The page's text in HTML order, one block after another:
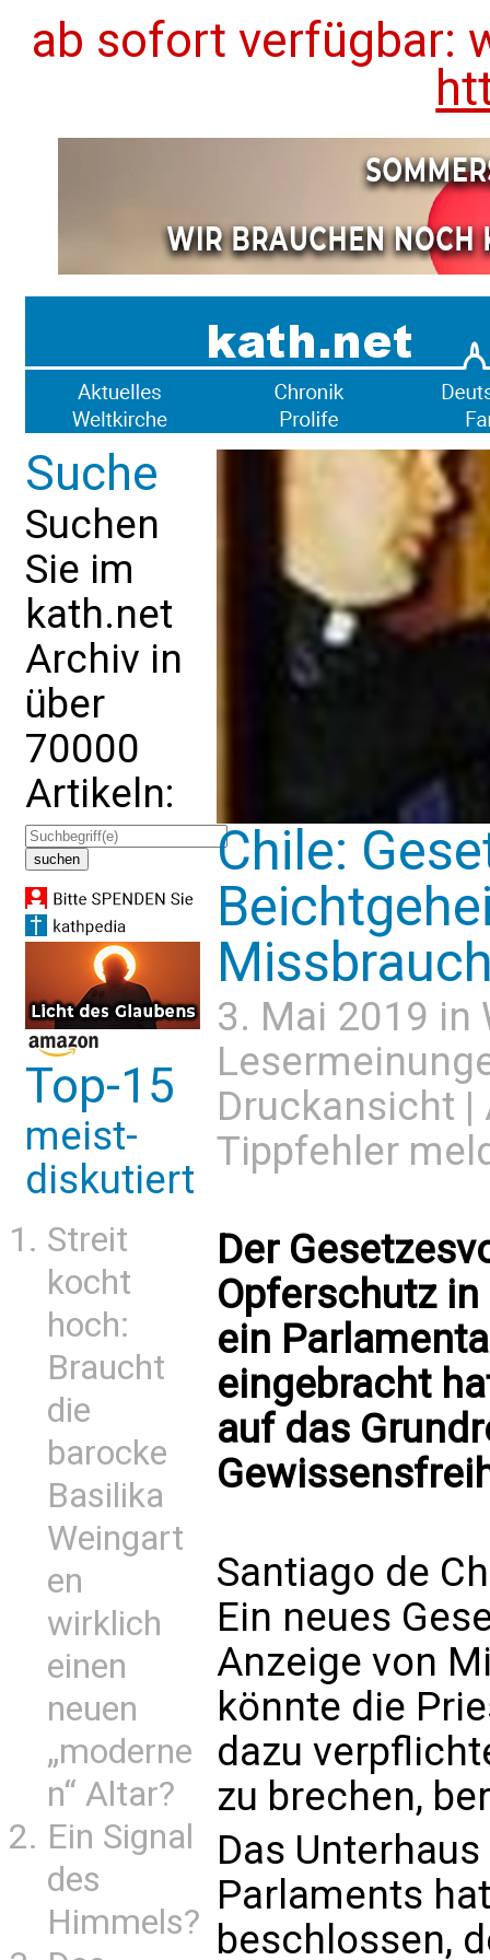
ab sofort verfügbar:
Suche
Suchen
Sie im
kath.net
Archiv in
über
70000
Artikeln:
Top-15
meist-
diskutiert
Streit
kocht
hoch:
Braucht
die
barocke
Basilika
Weingart
en
wirklich
einen
neuen
„moderne
n“ Altar?
Ein Signal
des
Himmels?
Chile:
3. Mai 2019 in
Druckansicht |
Tippfehler
Der
Opferschutz
ein
eingebracht
auf das
Santiago de
Ein neues
Anzeige von
könnte die
dazu
zu brechen,
Das
Parlaments
beschlossen,